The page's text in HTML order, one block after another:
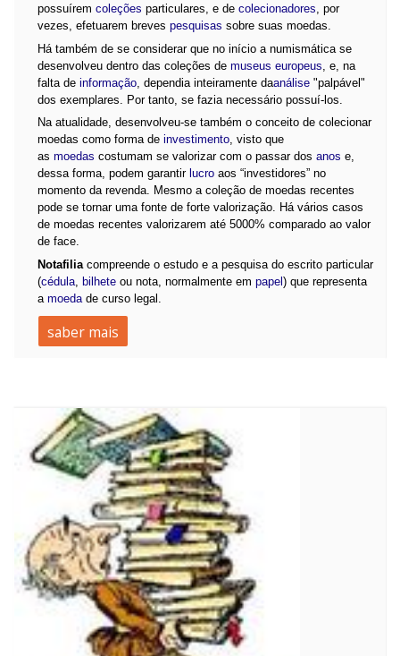
possuírem coleções particulares, e de colecionadores, por
vezes, efetuarem breves pesquisas sobre suas moedas.
Há também de se considerar que no início a numismática se
desenvolveu dentro das coleções de museus europeus , e, na
falta de informação , dependia inteiramente daanálise "palpável"
dos exemplares. Por tanto, se fazia necessário possuí-los.
Na atualidade, desenvolveu-se também o conceito de colecionar
moedas como forma de investimento, visto que
as moedas costumam se valorizar com o passar dos anos e,
dessa forma, podem garantir lucro aos “investidores” no
momento da revenda. Mesmo a coleção de moedas recentes
pode se tornar uma fonte de forte valorização. Há vários casos
de moedas recentes valorizarem até 5000% comparado ao valor
de face.
Notafilia compreende o estudo e a pesquisa do escrito particular
(cédula bilhete ou nota, normalmente em papel) que representa
a moeda de curso legal.
saber mais